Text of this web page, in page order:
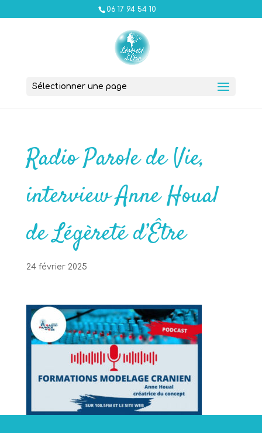
06 17 94 54 10
Sélectionner une page
Radio Parole de Vie,
interview Anne Houal
de Légèreté d’Être
24 février 2025